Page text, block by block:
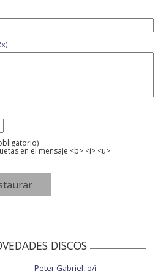
en el mensaje <b> <i> <u>
DISCOS
Peter Gabriel, o/i